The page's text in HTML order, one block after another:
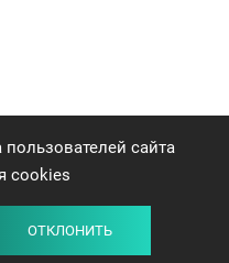
сайта
cookies
ОТКЛОНИТЬ